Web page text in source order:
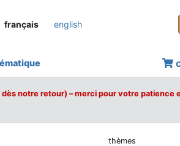
français english
notre retour) – merci pour votre patience
thèmes